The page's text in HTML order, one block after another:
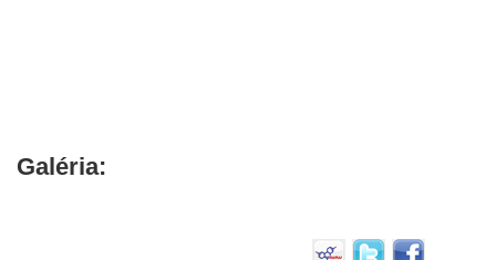
Galéria: